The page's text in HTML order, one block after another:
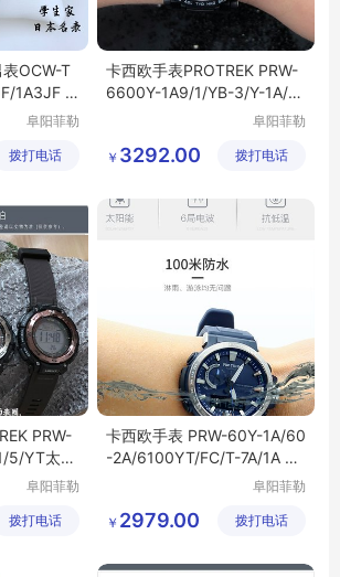
OCW-T
1A3JF /2
阜阳菲勒
公司
拨打电话
卡西欧手表PROTREK PRW-
6600Y-1A9/1/YB-3/Y-1A/F
阜阳菲勒
公司
￥ 3292.00 拨打电话
PRW-
5/YT太阳
阜阳菲勒
公司
拨打电话
卡西欧手表 PRW-60Y-1A/60
-2A/6100YT/FC/T-7A/1A 太
阜阳菲勒
公司
￥ 2979.00 拨打电话